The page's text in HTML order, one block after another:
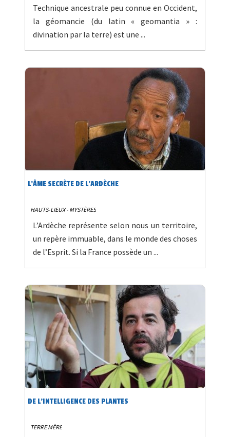
Technique ancestrale peu connue en Occident,
la géomancie (du latin « geomantia » :
divination par la terre) est une ...
L’ÂME SECRÈTE DE L’ARDÈCHE
HAUTS-LIEUX - MYSTÈRES
L’Ardèche représente selon nous un territoire,
un repère immuable, dans le monde des choses
de l’Esprit. Si la France possède un ...
DE L’INTELLIGENCE DES PLANTES
TERRE MÈRE